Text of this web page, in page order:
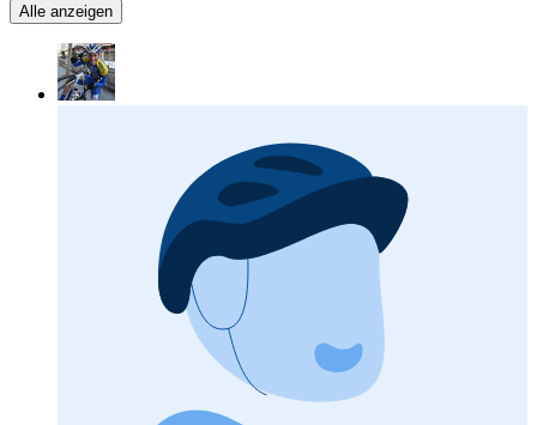
Alle anzeigen